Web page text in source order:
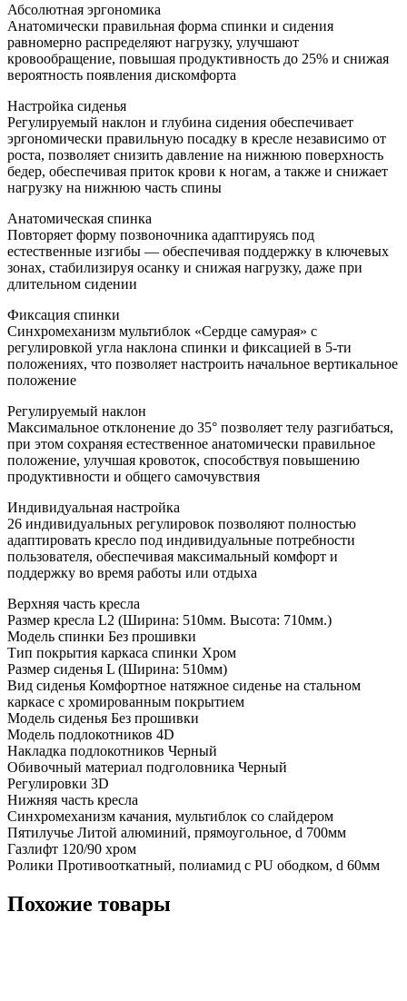
Абсолютная эргономика
Анатомически правильная форма спинки и сидения
равномерно распределяют нагрузку, улучшают
кровообращение, повышая продуктивность до 25% и снижая
вероятность появления дискомфорта
Настройка сиденья
Регулируемый наклон и глубина сидения обеспечивает
эргономически правильную посадку в кресле независимо от
роста, позволяет снизить давление на нижнюю поверхность
бедер, обеспечивая приток крови к ногам, а также и снижает
нагрузку на нижнюю часть спины
Анатомическая спинка
Повторяет форму позвоночника адаптируясь под
естественные изгибы — обеспечивая поддержку в ключевых
зонах, стабилизируя осанку и снижая нагрузку, даже при
длительном сидении
Фиксация спинки
Синхромеханизм мультиблок «Сердце самурая» с
регулировкой угла наклона спинки и фиксацией в 5-ти
положениях, что позволяет настроить начальное вертикальное
положение
Регулируемый наклон
Максимальное отклонение до 35° позволяет телу разгибаться,
при этом сохраняя естественное анатомически правильное
положение, улучшая кровоток, способствуя повышению
продуктивности и общего самочувствия
Индивидуальная настройка
26 индивидуальных регулировок позволяют полностью
адаптировать кресло под индивидуальные потребности
пользователя, обеспечивая максимальный комфорт и
поддержку во время работы или отдыха
Верхняя часть кресла
Размер кресла L2 (Ширина: 510мм. Высота: 710мм.)
Модель спинки Без прошивки
Тип покрытия каркаса спинки Хром
Размер сиденья L (Ширина: 510мм)
Вид сиденья Комфортное натяжное сиденье на стальном
каркасе c хромированным покрытием
Модель сиденья Без прошивки
Модель подлокотников 4D
Накладка подлокотников Черный
Обивочный материал подголовника Черный
Регулировки 3D
Нижняя часть кресла
Синхромеханизм качания, мультиблок со слайдером
Пятилучье Литой алюминий, прямоугольное, d 700мм
Газлифт 120/90 хром
Ролики Противооткатный, полиамид с PU ободком, d 60мм
Похожие товары